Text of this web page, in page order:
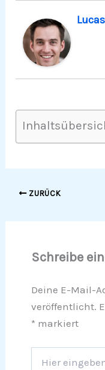
Lucas
ZURÜCK
Schreibe
Deine E-Mail-
veröffentlicht.
* markiert
eingeben…